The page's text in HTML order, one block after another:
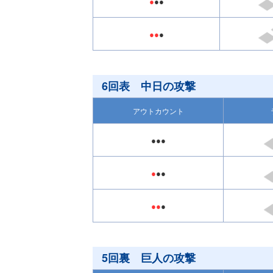
●●●
6回表 中日の攻撃
アウトカウント
●●●
●●●
●●●
5回裏 巨人の攻撃